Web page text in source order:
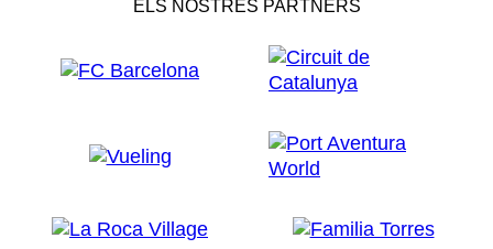
ELS NOSTRES PARTNERS